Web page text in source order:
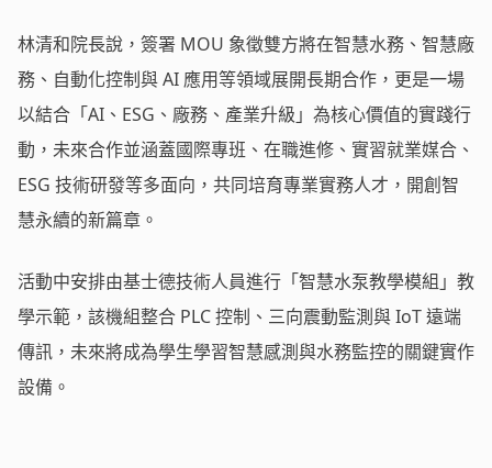
林清和院長說，簽署 MOU 象徵雙方將在智慧水務、智慧廠
務、自動化控制與 AI 應用等領域展開長期合作，更是一場
以結合「AI、ESG、廠務、產業升級」為核心價值的實踐行
動，未來合作並涵蓋國際專班、在職進修、實習就業媒合、
ESG 技術研發等多面向，共同培育專業實務人才，開創智
慧永續的新篇章。
活動中安排由基士德技術人員進行「智慧水泵教學模組」教
學示範，該機組整合 PLC 控制、三向震動監測與 IoT 遠端
傳訊，未來將成為學生學習智慧感測與水務監控的關鍵實作
設備。